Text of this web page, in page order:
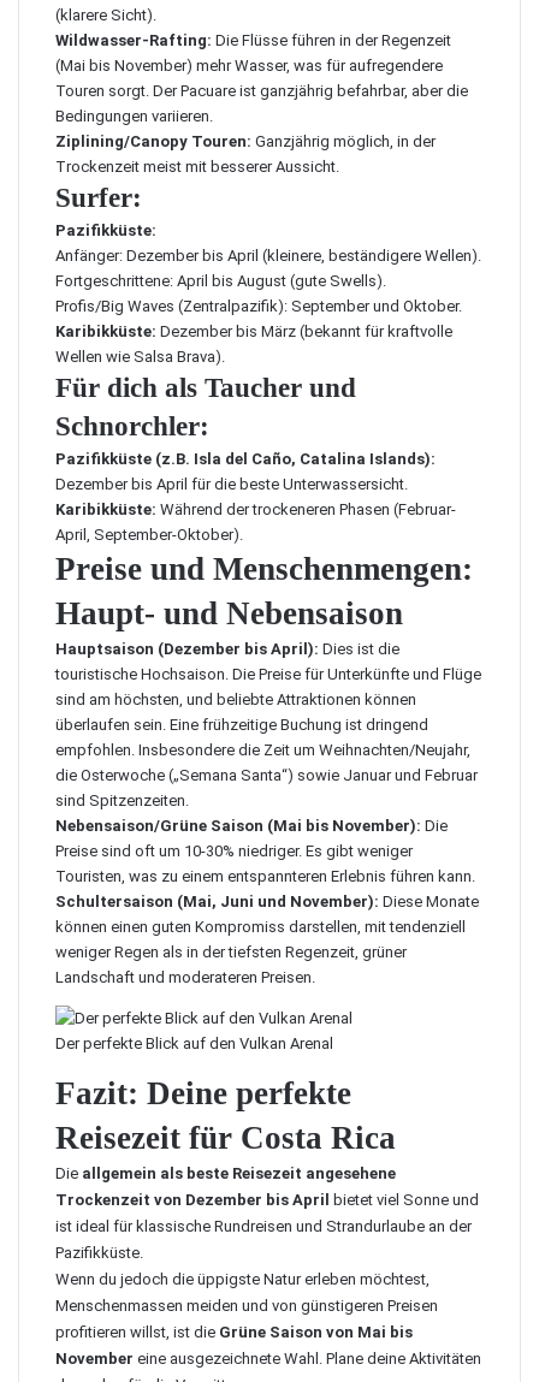
(klarere Sicht).
Wildwasser-Rafting: Die Flüsse führen in der Regenzeit
(Mai bis November) mehr Wasser, was für aufregendere
Touren sorgt. Der Pacuare ist ganzjährig befahrbar, aber die
Bedingungen variieren.
Ziplining/Canopy Touren: Ganzjährig möglich, in der
Trockenzeit meist mit besserer Aussicht.
Surfer:
Pazifikküste:
Anfänger: Dezember bis April (kleinere, beständigere Wellen).
Fortgeschrittene: April bis August (gute Swells).
Profis/Big Waves (Zentralpazifik): September und Oktober.
Karibikküste: Dezember bis März (bekannt für kraftvolle
Wellen wie Salsa Brava).
Für dich als Taucher und
Schnorchler:
Pazifikküste (z.B. Isla del Caño, Catalina Islands):
Dezember bis April für die beste Unterwassersicht.
Karibikküste: Während der trockeneren Phasen (Februar-
April, September-Oktober).
Preise und Menschenmengen:
Haupt- und Nebensaison
Hauptsaison (Dezember bis April): Dies ist die
touristische Hochsaison. Die Preise für Unterkünfte und Flüge
sind am höchsten, und beliebte Attraktionen können
überlaufen sein. Eine frühzeitige Buchung ist dringend
empfohlen. Insbesondere die Zeit um Weihnachten/Neujahr,
die Osterwoche („Semana Santa“) sowie Januar und Februar
sind Spitzenzeiten.
Nebensaison/Grüne Saison (Mai bis November): Die
Preise sind oft um 10-30% niedriger. Es gibt weniger
Touristen, was zu einem entspannteren Erlebnis führen kann.
Schultersaison (Mai, Juni und November): Diese Monate
können einen guten Kompromiss darstellen, mit tendenziell
weniger Regen als in der tiefsten Regenzeit, grüner
Landschaft und moderateren Preisen.
Der perfekte Blick auf den Vulkan Arenal
Fazit: Deine perfekte
Reisezeit für Costa Rica
Die allgemein als beste Reisezeit angesehene
Trockenzeit von Dezember bis April
bietet viel Sonne und
ist ideal für klassische Rundreisen und Strandurlaube an der
Pazifikküste.
Wenn du jedoch die üppigste Natur erleben möchtest,
Menschenmassen meiden und von günstigeren Preisen
profitieren willst, ist die Grüne Saison von Mai bis
November eine ausgezeichnete Wahl. Plane deine Aktivitäten